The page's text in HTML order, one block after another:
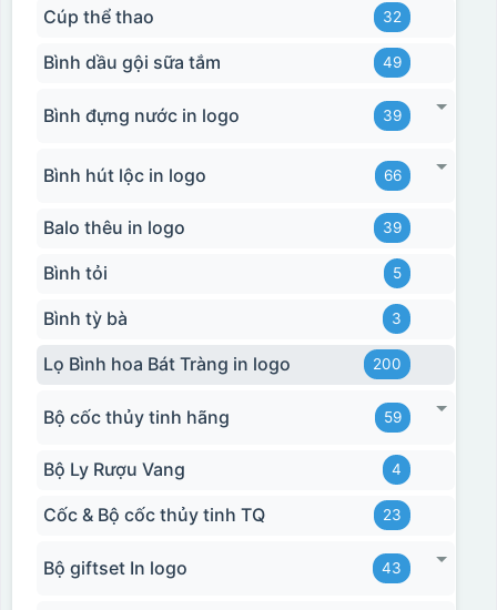
Hộp xi 2 cốc
Cúp thể thao 32
Bình dầu gội sữa tắm 49
Bình đựng nước in logo 39
Bình hút lộc in logo 66
Balo thêu in logo 39
Bình tỏi 5
Bình tỳ bà 3
Lọ Bình hoa Bát Tràng in logo 200
Bộ cốc thủy tinh hãng 59
Bộ Ly Rượu Vang 4
Cốc & Bộ cốc thủy tinh TQ 23
Bộ giftset In logo 43